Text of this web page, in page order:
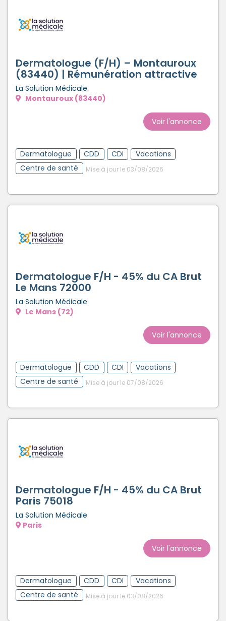
Dermatologue (F/H) – Montauroux
(83440) | Rémunération attractive
La Solution Médicale
Montauroux (83440)
Voir l'annonce
Dermatologue CDD CDI
Vacations
Centre de santé
Mise à jour le 03/08/2026
Dermatologue F/H - 45% du CA Brut
Le Mans 72000
La Solution Médicale
Le Mans (72)
Voir l'annonce
Dermatologue CDD CDI
Vacations
Centre de santé
Mise à jour le 07/08/2026
Dermatologue F/H - 45% du CA Brut
Paris 75018
La Solution Médicale
Paris
Voir l'annonce
Dermatologue CDD CDI
Vacations
Centre de santé
Mise à jour le 03/08/2026